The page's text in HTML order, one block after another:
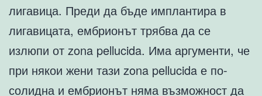
лигавица. Преди да бъде имплантира в
лигавицата, ембрионът трябва да се
излюпи от zona pellucida. Има аргументи, че
при някои жени тази zona pellucida е по-
солидна и ембрионът няма възможност да